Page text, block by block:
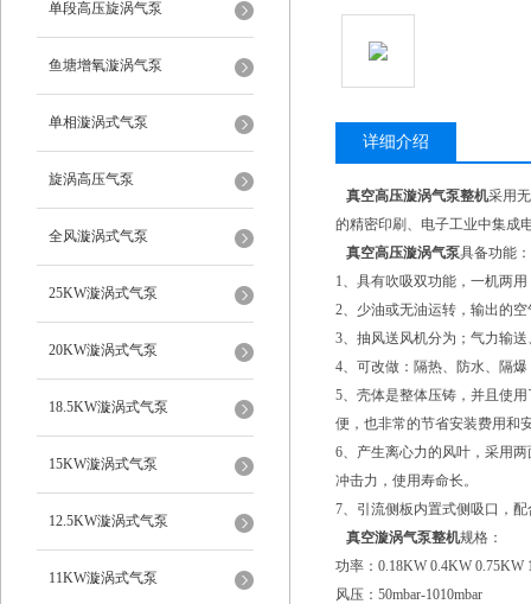
单段高压旋涡气泵
鱼塘增氧漩涡气泵
单相漩涡式气泵
旋涡高压气泵
全风漩涡式气泵
25KW漩涡式气泵
20KW漩涡式气泵
18.5KW漩涡式气泵
15KW漩涡式气泵
12.5KW漩涡式气泵
11KW漩涡式气泵
详细介绍
真空高压漩涡气泵整机采用
的精密印刷、电子工业中集成
真空高压漩涡气泵具备功能
1、具有吹吸双功能，一机两
2、少油或无油运转，输出的
3、抽风送风机分为；气力输
4、可改做：隔热、防水、隔
5、壳体是整体压铸，并且使
便，也非常的节省安装费用和
6、产生离心力的风叶，采用
冲击力，使用寿命长。
7、引流侧板内置式侧吸口，
真空漩涡气泵整机规格：
功率：0.18KW 0.4KW 0.75KW
风压：50mbar-1010mbar